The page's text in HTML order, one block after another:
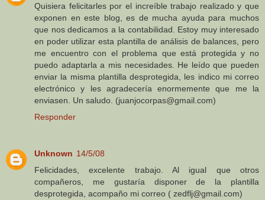
Quisiera felicitarles por el increíble trabajo realizado y que
exponen en este blog, es de mucha ayuda para muchos
que nos dedicamos a la contabilidad. Estoy muy interesado
en poder utilizar esta plantilla de análisis de balances, pero
me encuentro con el problema que está protegida y no
puedo adaptarla a mis necesidades. He leído que pueden
enviar la misma plantilla desprotegida, les indico mi correo
electrónico y les agradecería enormemente que me la
enviasen. Un saludo. (juanjocorpas@gmail.com)
Responder
Unknown 14/5/08
Felicidades, excelente trabajo. Al igual que otros
compañeros, me gustaría disponer de la plantilla
desprotegida, acompaño mi correo ( zedflj@gmail.com)